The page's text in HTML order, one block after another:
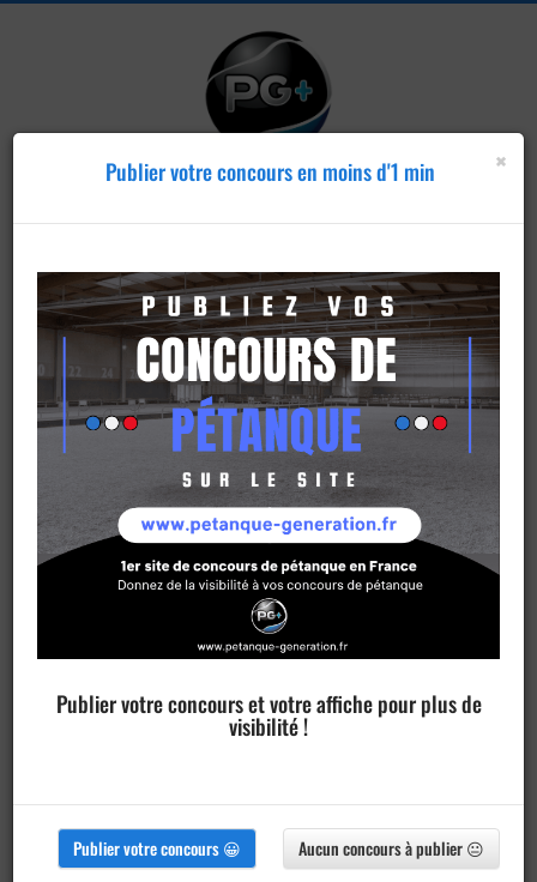
Publier un
concours
×
Publier votre concours en moins d'1 min
Publier votre concours et votre affiche pour plus de
visibilité !
Publier votre concours 😀 Aucun concours à publier 😐